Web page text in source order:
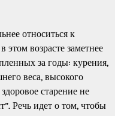
относиться к
возрасте заметнее
за годы: курения,
веса, высокого
старение не
Речь идет о том, чтобы